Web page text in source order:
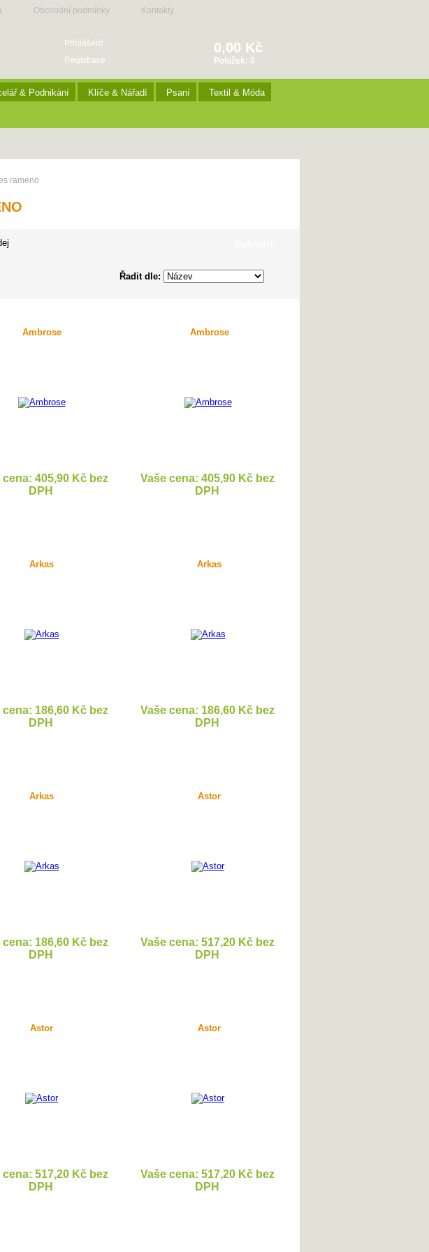
Obchodní podmínky Kontakty
Přihlášení
Registrace
0,00 Kč
Položek: 0
& Podnikání Klíče & Nářadí Psaní Textil & Móda
rameno
Řadit dle:
Ambrose
cena: 405,90 Kč bez
DPH
Ambrose
Vaše cena: 405,90 Kč bez
DPH
Arkas
cena: 186,60 Kč bez
DPH
Arkas
Vaše cena: 186,60 Kč bez
DPH
Arkas
cena: 186,60 Kč bez
DPH
Astor
Vaše cena: 517,20 Kč bez
DPH
Astor
cena: 517,20 Kč bez
DPH
Astor
Vaše cena: 517,20 Kč bez
DPH